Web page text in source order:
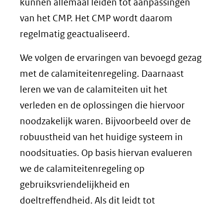
kunnen allemaal leiden tot aanpassingen
van het CMP. Het CMP wordt daarom
regelmatig geactualiseerd.
We volgen de ervaringen van bevoegd gezag
met de calamiteitenregeling. Daarnaast
leren we van de calamiteiten uit het
verleden en de oplossingen die hiervoor
noodzakelijk waren. Bijvoorbeeld over de
robuustheid van het huidige systeem in
noodsituaties. Op basis hiervan evalueren
we de calamiteitenregeling op
gebruiksvriendelijkheid en
doeltreffendheid. Als dit leidt tot